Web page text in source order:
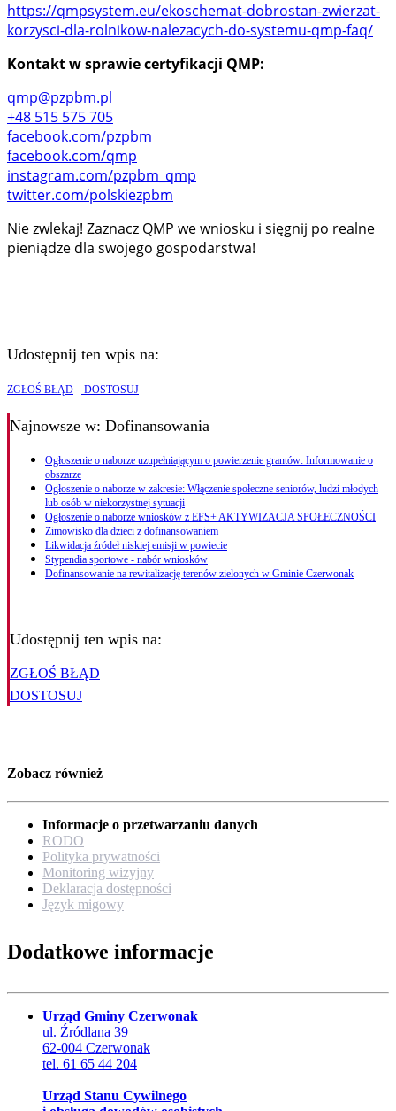
https://qmpsystem.eu/ekoschemat-dobrostan-zwierzat-
korzysci-dla-rolnikow-nalezacych-do-systemu-qmp-faq/
Kontakt w sprawie certyfikacji QMP:
qmp@pzpbm.pl
+48 515 575 705
facebook.com/pzpbm
facebook.com/qmp
instagram.com/pzpbm_qmp
twitter.com/polskiezpbm
Nie zwlekaj! Zaznacz QMP we wniosku i sięgnij po realne
pieniądze dla swojego gospodarstwa!
Udostępnij ten wpis na:
ZGŁOŚ BŁĄD DOSTOSUJ
Najnowsze w: Dofinansowania
Ogłoszenie o naborze uzupełniającym o powierzenie grantów: Informowanie o
obszarze
Ogłoszenie o naborze w zakresie: Włączenie społeczne seniorów, ludzi młodych
lub osób w niekorzystnej sytuacji
Ogłoszenie o naborze wniosków z EFS+ AKTYWIZACJA SPOŁECZNOŚCI
Zimowisko dla dzieci z dofinansowaniem
Likwidacja źródeł niskiej emisji w powiecie
Stypendia sportowe - nabór wniosków
Dofinansowanie na rewitalizację terenów zielonych w Gminie Czerwonak
Udostępnij ten wpis na:
ZGŁOŚ BŁĄD
DOSTOSUJ
Zobacz również
Informacje o przetwarzaniu danych
RODO
Polityka prywatności
Monitoring wizyjny
Deklaracja dostępności
Język migowy
Dodatkowe informacje
Urząd Gminy Czerwonak
ul. Źródlana 39
62-004 Czerwonak
tel. 61 65 44 204
Urząd Stanu Cywilnego